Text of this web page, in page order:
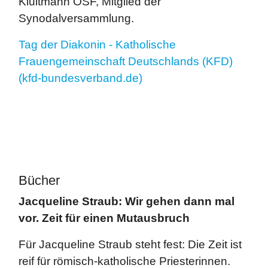
Synodalversammlung.
Tag der Diakonin - Katholische
Frauengemeinschaft Deutschlands (KFD)
(kfd-bundesverband.de)
Bücher
Jacqueline Straub: Wir gehen dann mal
vor. Zeit für einen Mutausbruch
Für Jacqueline Straub steht fest: Die Zeit ist
reif für römisch-katholische Priesterinnen.